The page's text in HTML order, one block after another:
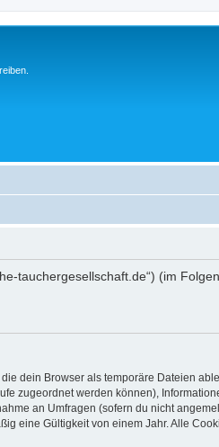
tauchergesellschaft.de“) (im
dein Browser als temporäre Dateien
zugeordnet werden können),
an Umfragen (sofern du nicht
eine Gültigkeit von einem Jahr. Alle